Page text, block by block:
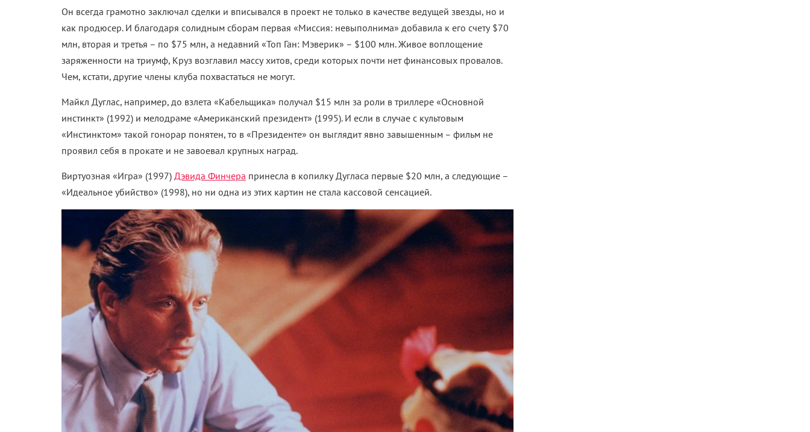
Он всегда грамотно заключал сделки и вписывался в проект не только в качестве ведущей звезды, но и
как продюсер. И благодаря солидным сборам первая «Миссия: невыполнима» добавила к его счету $70
млн, вторая и третья – по $75 млн, а недавний «Топ Ган: Мэверик» – $100 млн. Живое воплощение
заряженности на триумф, Круз возглавил массу хитов, среди которых почти нет финансовых провалов.
Чем, кстати, другие члены клуба похвастаться не могут.
Майкл Дуглас, например, до взлета «Кабельщика» получал $15 млн за роли в триллере «Основной
инстинкт» (1992) и мелодраме «Американский президент» (1995). И если в случае с культовым
«Инстинктом» такой гонорар понятен, то в «Президенте» он выглядит явно завышенным – фильм не
проявил себя в прокате и не завоевал крупных наград.
Виртуозная «Игра» (1997) Дэвида Финчера принесла в копилку Дугласа первые $20 млн, а следующие –
«Идеальное убийство» (1998), но ни одна из этих картин не стала кассовой сенсацией.